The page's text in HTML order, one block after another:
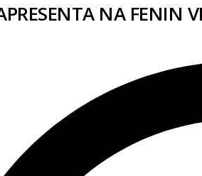
NA FENIN